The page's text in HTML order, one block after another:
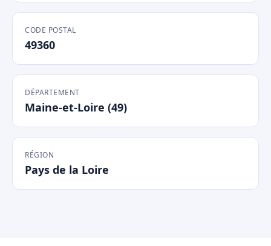
CODE POSTAL
49360
DÉPARTEMENT
Maine-et-Loire (49)
RÉGION
Pays de la Loire